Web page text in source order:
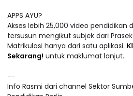
APPS AYU?
Akses lebih 25,000 video pendidikan
tersusun mengikut subjek dari
Matrikulasi hanya dari satu aplikasi.
Sekarang! untuk maklumat lanjut.
--
Info Rasmi dari channel Sektor